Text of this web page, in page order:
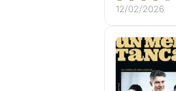
12/02/2026